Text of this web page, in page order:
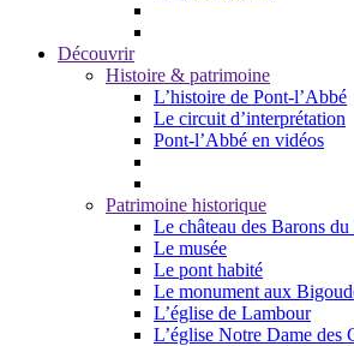
Découvrir
Histoire & patrimoine
L’histoire de Pont-l’Abbé
Le circuit d’interprétation
Pont-l’Abbé en vidéos
Patrimoine historique
Le château des Barons du
Le musée
Le pont habité
Le monument aux
L’église de Lambour
L’église Notre Dame des